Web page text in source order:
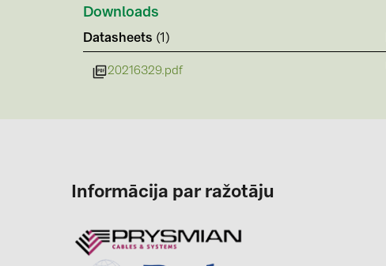
Downloads
Datasheets (1)
20216329.pdf
Informācija par ražotāju